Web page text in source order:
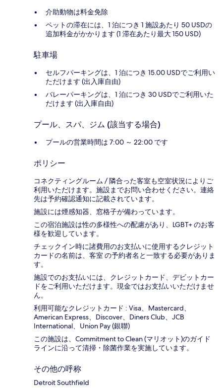
介助動物は料金免除
ペットの滞在には、1 泊につき 1 施設あたり 50 USDの
追加料金がかかります (1 滞在あたり最大 150 USD)
駐車場
セルフパーキングは、1 泊につき 15.00 USDでご利用い
ただけます (出入庫自由)
バレーパーキングは、1 泊につき 30 USDでご利用いた
だけます (出入庫自由)
プール、スパ、ジム (該当する場合)
プールの営業時間は 7:00 ～ 22:00 です
ポリシー
コネクティングルーム / 隣合った客室も空室状況によりご
利用いただけます。施設までお問い合わせください。連絡
先は予約確認通知に記載されています。
施設には煙感知器、窓格子が備わっています。
この宿泊施設は性の多様性への配慮があり、LGBT+ のお客
様を歓迎しています。
チェックイン時に諸費用のお支払いに使用するクレジット
カードの名前は、客室 の予約者名と一致する必要がありま
す。
施設でのお支払いには、クレジットカード、デビットカー
ドをご利用いただけます。現金ではお支払いいただけませ
ん。
利用可能なクレジットカード : Visa、Mastercard、
American Express、Discover、Diners Club、JCB
International、Union Pay (銀聯)
この施設は、Commitment to Clean (マリオット)のガイド
ラインに沿って清掃・除菌作業を実施しています。
その他の呼称
Detroit Southfield